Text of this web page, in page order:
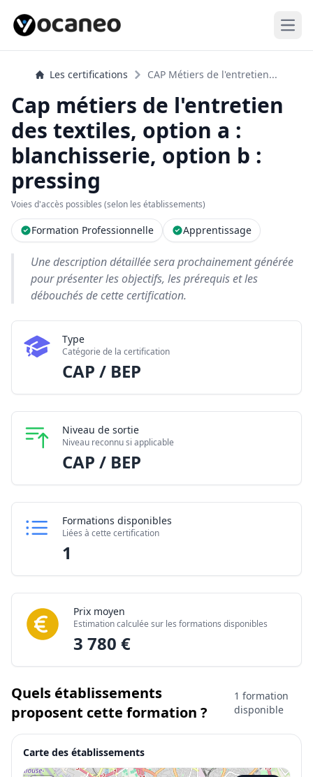
Les certifications CAP Métiers de l'entretien...
Cap métiers de l'entretien
des textiles, option a :
blanchisserie, option b :
pressing
Voies d'accès possibles (selon les établissements)
Formation Professionnelle Apprentissage
Une description détaillée sera prochainement générée
pour présenter les objectifs, les prérequis et les
débouchés de cette certification.
Type
Catégorie de la certification
CAP / BEP
Niveau de sortie
Niveau reconnu si applicable
CAP / BEP
Formations disponibles
Liées à cette certification
1
Prix moyen
Estimation calculée sur les formations disponibles
3 780 €
Quels établissements
proposent cette formation ?
1 formation
disponible
Carte des établissements